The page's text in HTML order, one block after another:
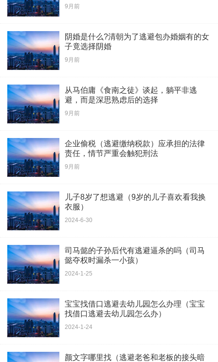
9月前
阴婚是什么?清朝为了逃避包办婚姻有的女
子竟选择阴婚
9月前
从马伯庸《食南之徒》谈起，躺平非逃
避，而是深思熟虑后的选择
9月前
企业偷税（逃避缴纳税款）应承担的法律
责任，情节严重会触犯刑法
9月前
儿子8岁了想逃避（9岁的儿子喜欢看我换
衣服）
2024-6-30
司马懿的子孙后代有逃避逼杀的吗（司马
懿夺权时漏杀一小孩）
2024-1-25
宝宝找借口逃避去幼儿园怎么办理（宝宝
找借口逃避去幼儿园怎么办）
2024-1-24
颜文字哪里找（逃避老爸和老板的接头暗